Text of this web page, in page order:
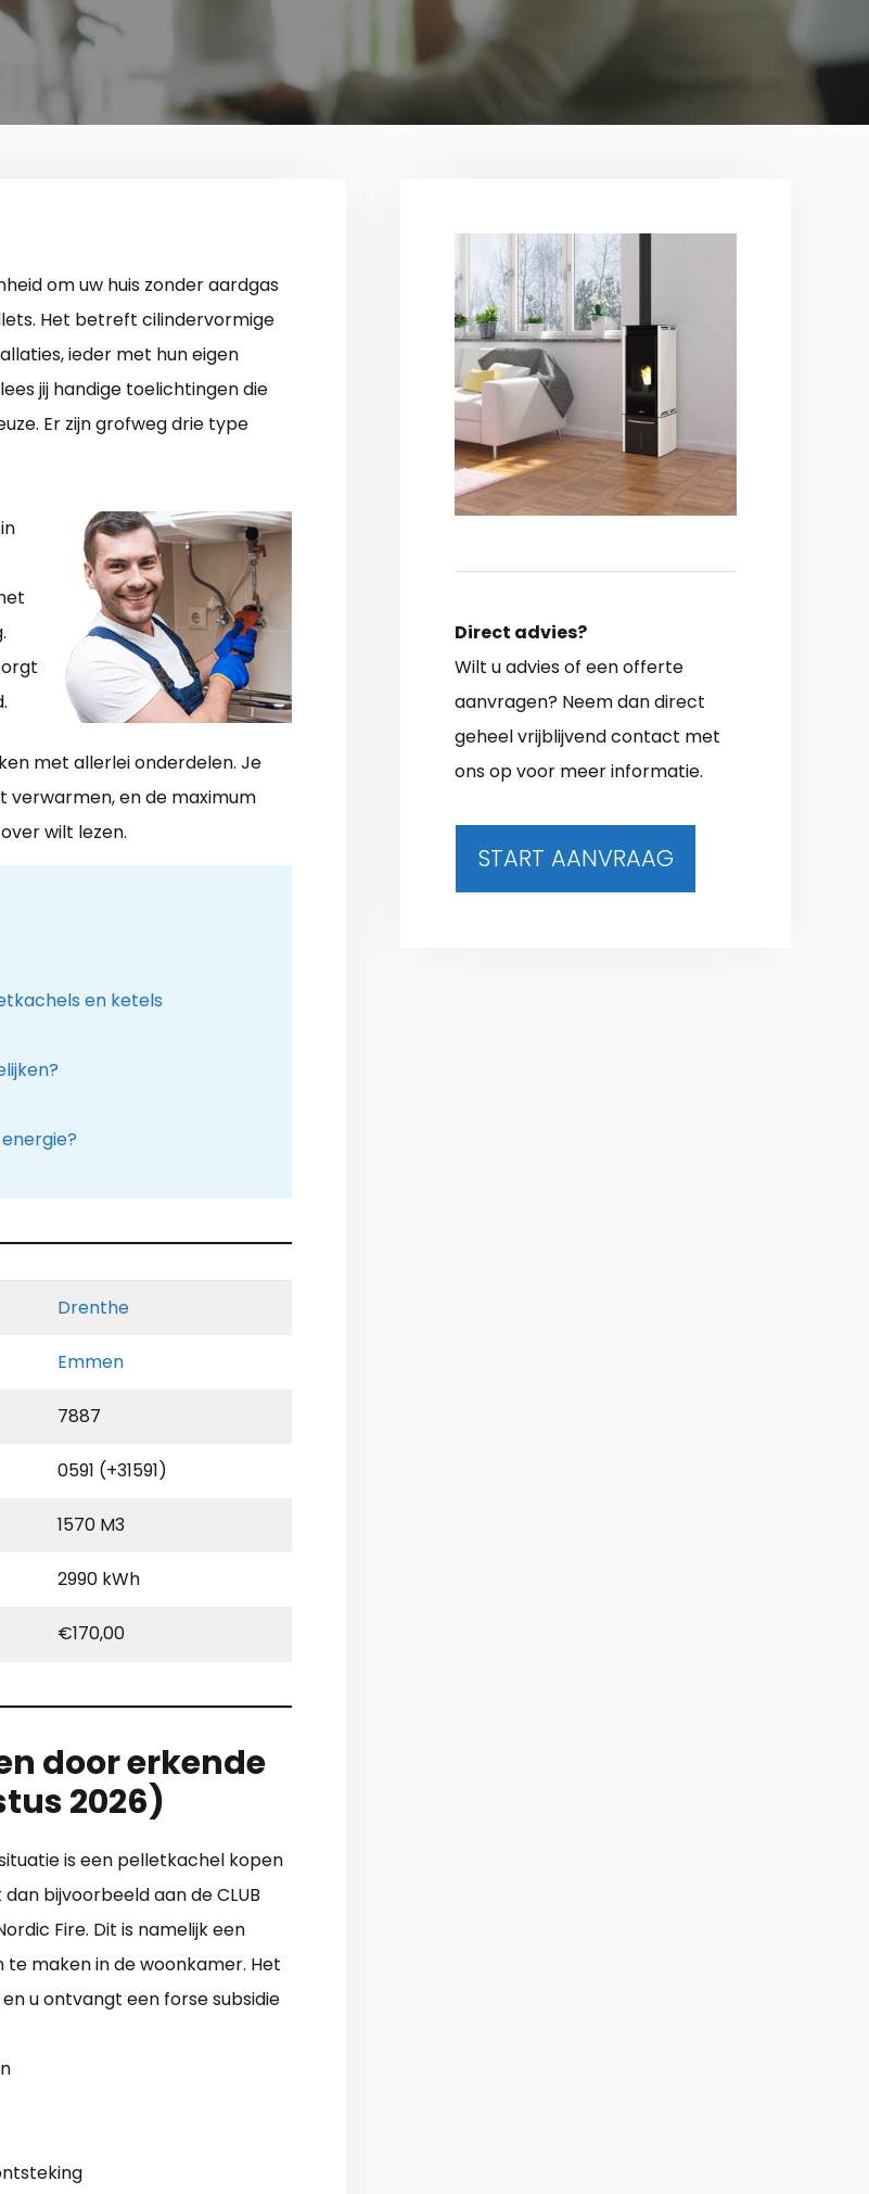
om uw huis zonder aardgas
Het betreft cilindervormige
ieder met hun eigen
jij handige toelichtingen die
Er zijn grofweg drie type
met allerlei onderdelen. Je
verwarmen, en de maximum
wilt lezen.
en ketels
Drenthe
Emmen
7887
0591 (+31591)
1570 M3
2990 kWh
€170,00
door erkende
2026)
is een pelletkachel kopen
bijvoorbeeld aan de CLUB
Fire. Dit is namelijk een
maken in de woonkamer. Het
u ontvangt een forse subsidie
Direct advies?
Wilt u advies of een offerte
aanvragen? Neem dan direct
geheel vrijblijvend contact met
ons op voor meer informatie.
START AANVRAAG